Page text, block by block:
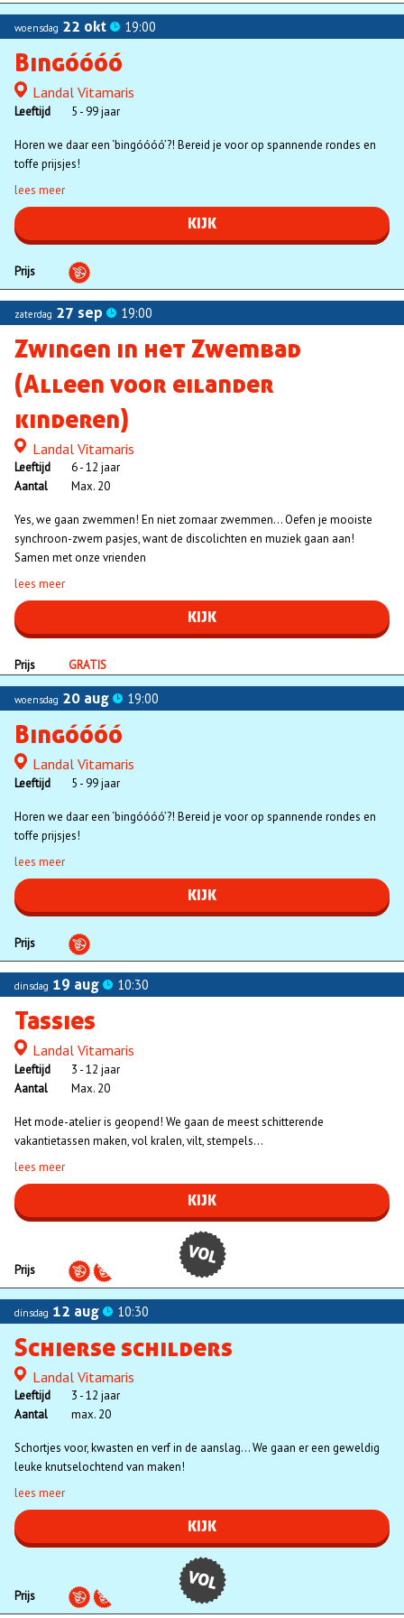
woensdag 22 okt 19:00
Bingóóóó
LocatieLandal Vitamaris
Leeftijd 5 - 99 jaar
Horen we daar een ‘bingóóóó’?! Bereid je voor op spannende rondes en
toffe prijsjes!
lees meer
KIJK
Prijs
zaterdag 27 sep 19:00
Zwingen in het Zwembad
(Alleen voor eilander
kinderen)
LocatieLandal Vitamaris
Leeftijd
6 - 12 jaar
Aantal
Max. 20
Yes, we gaan zwemmen! En niet zomaar zwemmen... Oefen je mooiste
synchroon-zwem pasjes, want de discolichten en muziek gaan aan!
Samen met onze vrienden
lees meer
KIJK
Prijs GRATIS
woensdag 20 aug 19:00
Bingóóóó
LocatieLandal Vitamaris
Leeftijd 5 - 99 jaar
Horen we daar een ‘bingóóóó’?! Bereid je voor op spannende rondes en
toffe prijsjes!
lees meer
KIJK
Prijs
dinsdag 19 aug 10:30
Tassies
LocatieLandal Vitamaris
Leeftijd
3 - 12 jaar
Aantal
Max. 20
Het mode-atelier is geopend! We gaan de meest schitterende
vakantietassen maken, vol kralen, vilt, stempels...
lees meer
KIJK
VOL
Prijs
dinsdag 12 aug 10:30
Schierse schilders
LocatieLandal Vitamaris
Leeftijd
3 - 12 jaar
Aantal
max. 20
Schortjes voor, kwasten en verf in de aanslag… We gaan er een geweldig
leuke knutselochtend van maken!
lees meer
KIJK
VOL
Prijs